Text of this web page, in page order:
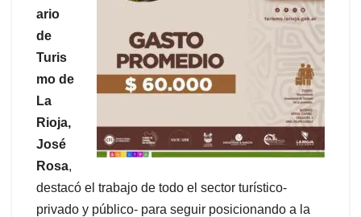
ario
de
Turis
mo de
La
Rioja,
José
Rosa,
destacó el trabajo de todo el sector turístico-
privado y público- para seguir posicionando a la